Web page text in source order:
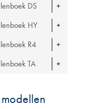
DS
HY
R4
TA